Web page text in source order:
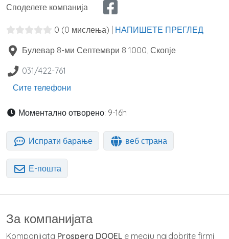
Споделете компанија
0 (0 мислења) | НАПИШЕТЕ ПРЕГЛЕД
Булевар 8-ми Септември 8 1000 Скопје
031/422-761
Сите телефони
Моментално отворено: 9-16h
Испрати барање веб страна
Е-пошта
За компанијата
Kompanijata Prospera DOOEL e megju najdobrite firmi